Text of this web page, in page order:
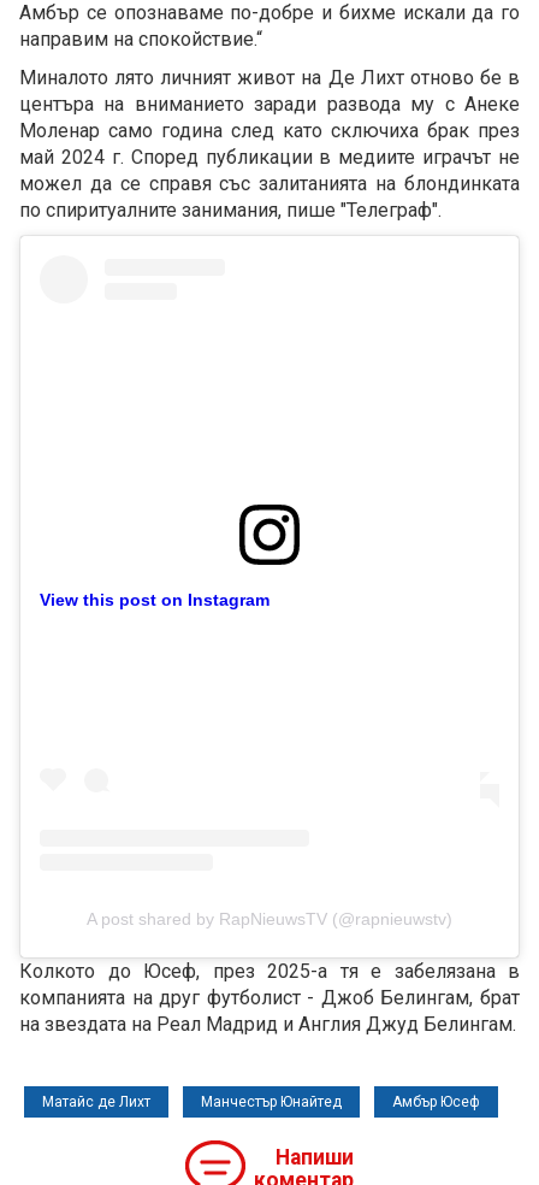
Амбър се опознаваме по-добре и бихме искали да го
направим на спокойствие.“
Миналото лято личният живот на Де Лихт отново бе в
центъра на вниманието заради развода му с Анеке
Моленар само година след като сключиха брак през
май 2024 г. Според публикации в медиите играчът не
можел да се справя със залитанията на блондинката
по спиритуалните занимания, пише "Телеграф".
View this post on Instagram
A post shared by RapNieuwsTV (@rapnieuwstv)
Колкото до Юсеф, през 2025-а тя е забелязана в
компанията на друг футболист - Джоб Белингам, брат
на звездата на Реал Мадрид и Англия Джуд Белингам.
Матайс де Лихт Манчестър Юнайтед Амбър Юсеф
Напиши
коментар